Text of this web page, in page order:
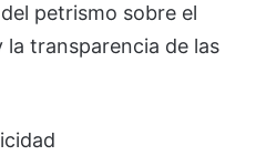
petrismo sobre el
transparencia de las